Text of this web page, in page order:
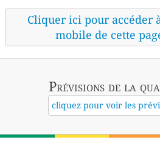
Cliquer ici pour accéder
mobile de cette
Prévisionsde la
cliquez pour voir les